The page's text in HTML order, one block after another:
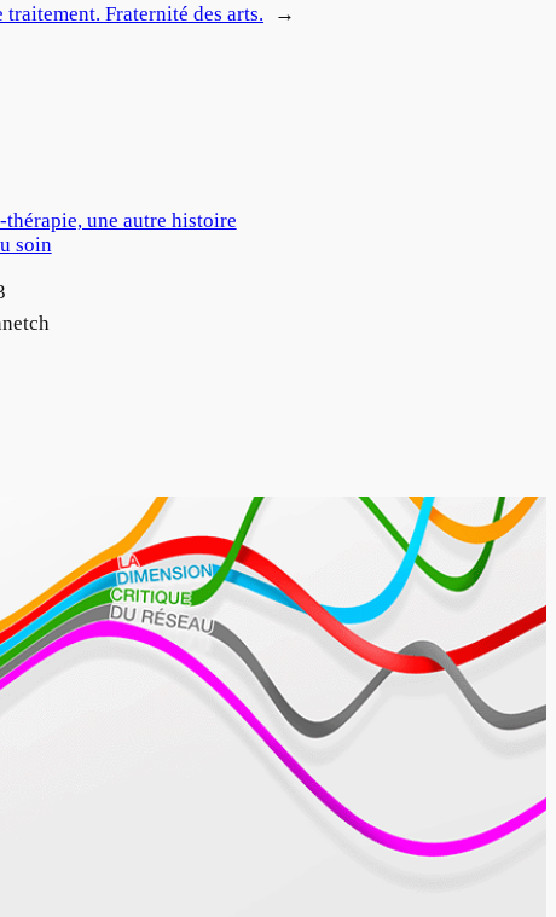
Fraternité des arts. →
thérapie, une autre histoire
soin